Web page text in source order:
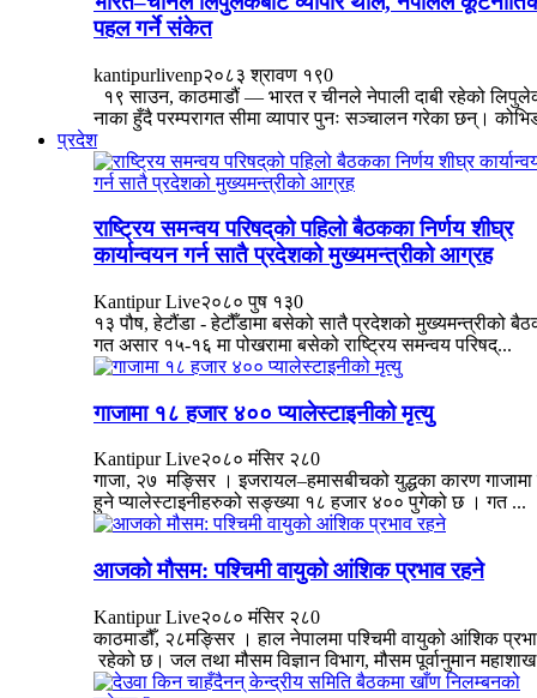
पहल गर्ने संकेत
kantipurlivenp२०८३ श्रावण १९0
१९ साउन, काठमाडौं — भारत र चीनले नेपाली दाबी रहेको
नाका हुँदै परम्परागत सीमा व्यापार पुनः सञ्चालन गरेका छन्।
प्रदेश
राष्ट्रिय समन्वय परिषद्‌को पहिलो बैठकका निर्णय शीघ्र
कार्यान्वयन गर्न सातै प्रदेशको मुख्यमन्त्रीको आग्रह
Kantipur Live२०८० पुष १३0
१३ पौष, हेटौंडा - हेटौँडामा बसेको सातै प्रदेशको मुख्यमन्त्रीको
गत असार १५-१६ मा पोखरामा बसेको राष्ट्रिय समन्वय परिषद्‌...
गाजामा १८ हजार ४०० प्यालेस्टाइनीको मृत्यु
Kantipur Live२०८० मंसिर २८0
गाजा, २७ मङ्सिर । इजरायल–हमासबीचको युद्धका कारण गाजामा
हुने प्यालेस्टाइनीहरुको सङ्ख्या १८ हजार ४०० पुगेको छ । गत ...
आजको मौसम: पश्चिमी वायुको आंशिक प्रभाव रहने
Kantipur Live२०८० मंसिर २८0
काठमाडौँ, २८मङ्सिर । हाल नेपालमा पश्चिमी वायुको आंशिक
रहेको छ। जल तथा मौसम विज्ञान विभाग, मौसम पूर्वानुमान